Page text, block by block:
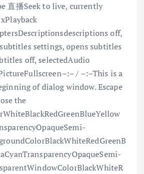
直播Seek to live, currently
off,
settings, opens subtitles
off, selectedAudio
/ –:–This is a
of dialog window. Escape
the